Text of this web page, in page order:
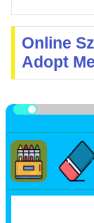
Online
Adopt